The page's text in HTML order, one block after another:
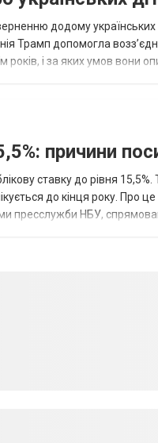
додому українських
допомогла
років, і за яких умов
причини
ставку до рівня
до кінця року. Про
пресслужби НБУ,